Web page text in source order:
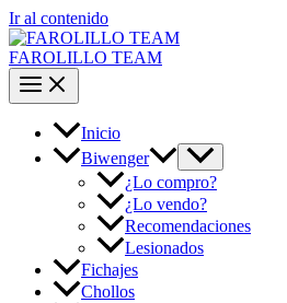
Ir al contenido
FAROLILLO TEAM
Inicio
Biwenger
¿Lo compro?
¿Lo vendo?
Recomendaciones
Lesionados
Fichajes
Chollos